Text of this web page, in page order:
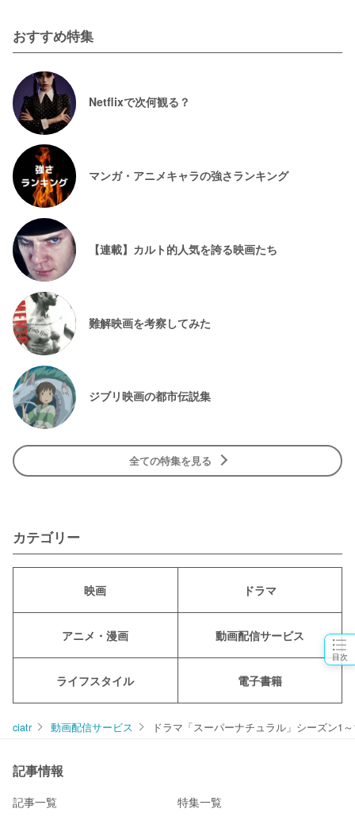
目次
おすすめ特集
Netflixで次何観る？
マンガ・アニメキャラの強さランキング
【連載】カルト的人気を誇る映画たち
難解映画を考察してみた
ジブリ映画の都市伝説集
全ての特集を見る
カテゴリー
映画 ドラマ
アニメ・漫画 動画配信サービス
ライフスタイル 電子書籍
ciatr 動画配信サービス ドラマ「スーパーナチュラル」シーズン1
記事情報
記事一覧 特集一覧